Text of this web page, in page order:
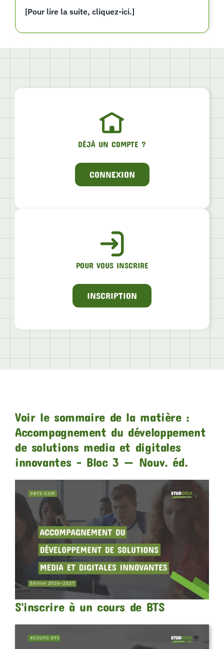
[Pour lire la suite, cliquez-ici.]
DÉJÀ UN COMPTE ?
CONNEXION
POUR VOUS INSCRIRE
INSCRIPTION
Voir le sommaire de la matière :
Accompagnement du développement
de solutions media et digitales
innovantes – Bloc 3 — Nouv. éd.
S'inscrire à un cours de BTS